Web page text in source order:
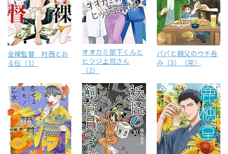
全裸監督 村西とお
る伝（1）
オオカミ部下くんと
ヒツジ上司さん
（2）
パパと親父のウチ呑
み（3）（完）